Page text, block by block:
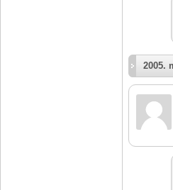
2005.